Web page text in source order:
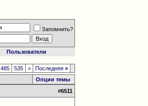
Запомнить?
Пользователи
485 535 > Последняя»
Опции темы
#6511